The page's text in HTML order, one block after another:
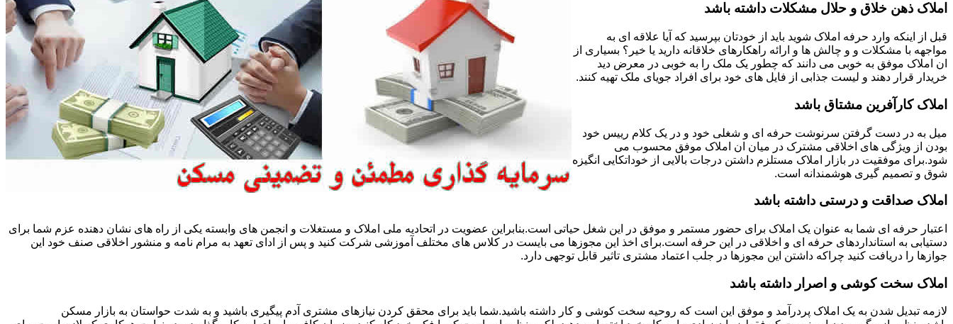
املاک ذهن خلاق و حلال مشکلات داشته باشد
قبل از اینکه وارد حرفه املاک شوید باید از خودتان بپرسید که آیا علاقه ای به
مواجهه با مشکلات و و چالش ها و ارائه راهکارهای خلاقانه دارید یا خیر؟ بسیاری از
ان املاک موفق به خوبی می دانند که چطور یک ملک را به خوبی در معرض دید
خریدار قرار دهند و لیست جذابی از فایل های خود برای افراد جویای ملک تهیه کنند.
املاک کارآفرین مشتاق باشد
میل به در دست گرفتن سرنوشت حرفه ای و شغلی خود و در یک کلام رییس خود
بودن از ویژگی های اخلاقی مشترک در میان ان املاک موفق محسوب می
شود.برای موفقیت در بازار املاک مستلزم داشتن درجات بالایی از خوداتکایی انگیزه
شوق و تصمیم گیری هوشمندانه است.
املاک صداقت و درستی داشته باشد
اعتبار حرفه ای شما به عنوان یک املاک برای حضور مستمر و موفق در این شغل حیاتی است.بنابراین عضویت در اتحادیه ملی املاک و مستغلات و انجمن های وابسته یکی از راه های نشان دهنده عزم شما برای
دستیابی به استانداردهای حرفه ای و اخلاقی در این حرفه است.برای اخذ این مجوزها می بایست در کلاس های مختلف آموزشی شرکت کنید و پس از ادای تعهد به مرام نامه و منشور اخلاقی صنف خود این
جوازها را دریافت کنید چراکه داشتن این مجوزها در جلب اعتماد مشتری تاثیر قابل توجهی دارد.
املاک سخت کوشی و اصرار داشته باشد
لازمه تبدیل شدن به یک املاک پردرآمد و موفق این است که روحیه سخت کوشی و کار داشته باشید.شما باید برای محقق کردن نیازهای مشتری آدم پیگیری باشید و به شدت حواستان به بازار مسکن